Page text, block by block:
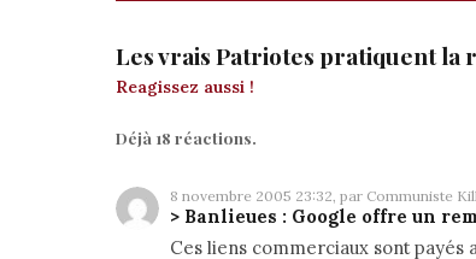
Les vrais Patriotes pratiquent la
Reagissez aussi !
Déjà 18 réactions.
8 novembre 2005 23:32, par Communiste
> Banlieues : Google offre un
Ces liens commerciaux sont payés